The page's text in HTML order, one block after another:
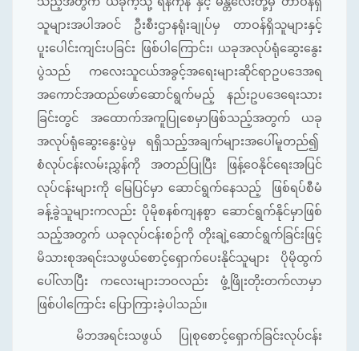
သူများအပါအဝင် ဦးစီးဌာနရုံးချုပ်မှ တာဝန်ရှိသူများနှင့်
ပူးပေါင်းကျင်းပခြင်း ဖြစ်ပါကြောင်း၊ ယခုအလုပ်ရုံဆွေးနွေး
ပွဲသည် ကလေးသူငယ်အခွင့်အရေးများဆိုင်ရာဥပဒေအရ
အကောင်အထည်ဖော်ဆောင်ရွက်မည့် နည်းဥပဒေရေးသား
ခြင်းတွင် အထောက်အကူပြုစေမှာဖြစ်သည့်အတွက် ယခု
အလုပ်ရုံဆွေးနွေးပွဲမှ ရရှိသည့်အချက်များအပေါ်မူတည်၍
စံလုပ်ငန်းလမ်းညွှန်ကို အတည်ပြုပြီး ဖြန့်ဝေနိုင်ရေးအပြင်
လုပ်ငန်းများကို မြေပြင်မှာ ဆောင်ရွက်နေသည့် ဖြစ်ရပ်စီမံ
ခန့်ခွဲသူများကလည်း ပိုမိုစနစ်ကျနစွာ ဆောင်ရွက်နိုင်မှာဖြစ်
သည့်အတွက် ယခုလုပ်ငန်းစဉ်ကို တိုးချဲ့ဆောင်ရွက်ခြင်းဖြင့်
မိသားစုအရင်းသဖွယ်စောင့်ရှောက်ပေးနိုင်သူများ ပိုမိုထွက်
ပေါ်လာပြီး ကလေးများဘဝလည်း ဖွံ့ဖြိုးတိုးတက်လာမှာ
ဖြစ်ပါကြောင်း ပြောကြားခဲ့ပါသည်။
မိဘအရင်းသဖွယ် ပြုစုစောင့်ရှောက်ခြင်းလုပ်ငန်း